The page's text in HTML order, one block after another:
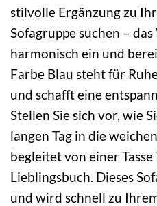
stilvolle Ergänzung zu
Sofagruppe suchen –
harmonisch ein und
Farbe Blau steht für
und schafft eine
Stellen Sie sich vor, wie
langen Tag in die
begleitet von einer Tasse
Lieblingsbuch. Dieses
und wird schnell zu